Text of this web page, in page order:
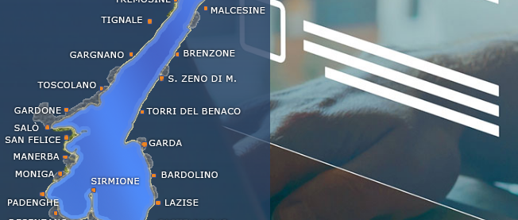
Bed & Breakfast
Campeggi
Affitti stagionali
Hotel con centro benessere
LAST MINUTE
Ricerca alloggi...